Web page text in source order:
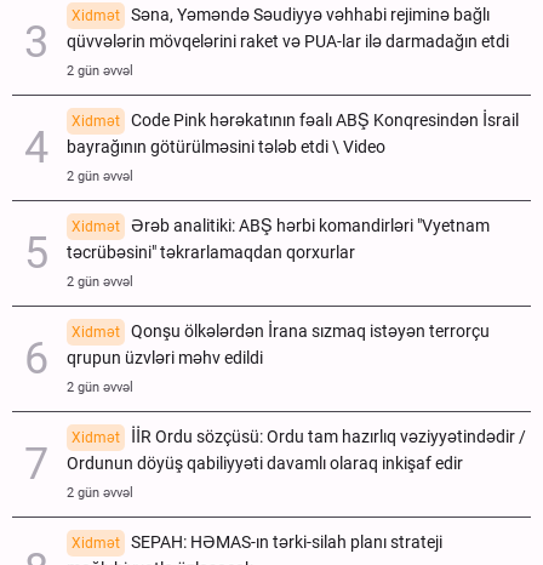
Xidmət
Səna, Yəməndə Səudiyyə vəhhabi rejiminə bağlı
qüvvələrin mövqelərini raket və PUA-lar ilə darmadağın etdi
2 gün əvvəl
Xidmət
Code Pink hərəkatının fəalı ABŞ Konqresindən İsrail
bayrağının götürülməsini tələb etdi \ Video
2 gün əvvəl
Xidmət
Ərəb analitiki: ABŞ hərbi komandirləri "Vyetnam
təcrübəsini" təkrarlamaqdan qorxurlar
2 gün əvvəl
Xidmət
Qonşu ölkələrdən İrana sızmaq istəyən terrorçu
qrupun üzvləri məhv edildi
2 gün əvvəl
Xidmət
İİR Ordu sözçüsü: Ordu tam hazırlıq vəziyyətindədir /
Ordunun döyüş qabiliyyəti davamlı olaraq inkişaf edir
2 gün əvvəl
Xidmət
SEPAH: HƏMAS-ın tərki-silah planı strateji